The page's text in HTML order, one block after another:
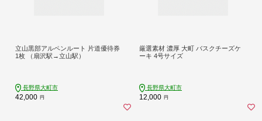
立山黒部アルペンルート 片道優待券
1枚 （扇沢駅→立山駅）
長野県大町市
42,000 円
厳選素材 濃厚 大町 バスクチーズケ
ーキ 4号サイズ
長野県大町市
12,000 円